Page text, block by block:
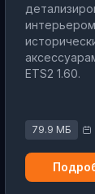
ETS2 1.60.
79.9 МБ